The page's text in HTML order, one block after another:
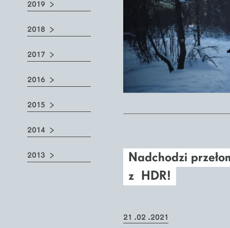
2019
2018
2017
2016
2015
2014
2013
Nadchodzi
z HDR!
21 .02 .2021